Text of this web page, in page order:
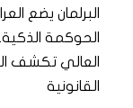
البرلمان يضع
الحوكمة
العالي تكشف
القانونية